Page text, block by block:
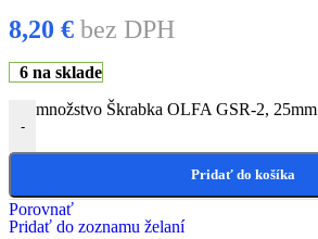
8,20 € bez DPH
6 na sklade
-
množstvo Škrabka OLFA GSR-2,
Pridať do košíka
Porovnať
Pridať do zoznamu želaní